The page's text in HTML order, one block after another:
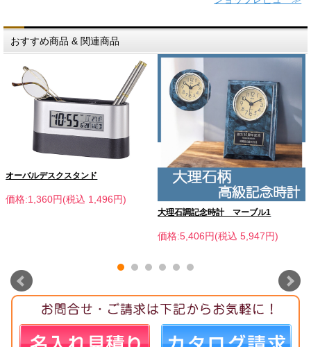
おすすめ商品 & 関連商品
オーバルデスクスタンド
価格:1,360円(税込 1,496円)
大理石調記念時計 マーブル1
価格:5,406円(税込 5,947円)